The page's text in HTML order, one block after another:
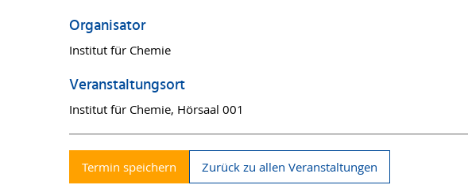
Organisator
Institut für Chemie
Veranstaltungsort
Institut für Chemie, Hörsaal 001
Termin speichern Zurück zu allen Veranstaltungen